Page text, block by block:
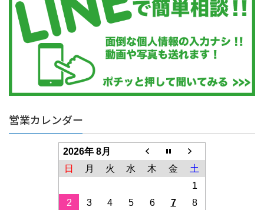
営業カレンダー
2026年 8月
日
月 火 水 木 金
土
1
2
3 4 5 6 7
8